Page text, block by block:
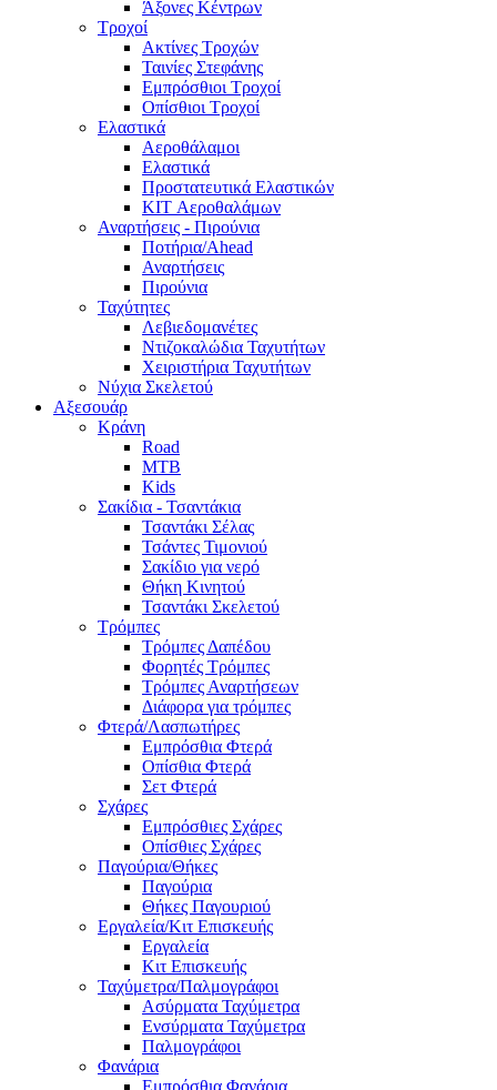
Άξονες Κέντρων
Τροχοί
Ακτίνες Τροχών
Ταινίες Στεφάνης
Εμπρόσθιοι Τροχοί
Οπίσθιοι Τροχοί
Ελαστικά
Αεροθάλαμοι
Ελαστικά
Προστατευτικά Ελαστικών
KIT Αεροθαλάμων
Αναρτήσεις - Πιρούνια
Ποτήρια/Ahead
Αναρτήσεις
Πιρούνια
Ταχύτητες
Λεβιεδομανέτες
Ντιζοκαλώδια Ταχυτήτων
Χειριστήρια Ταχυτήτων
Νύχια Σκελετού
Αξεσουάρ
Κράνη
Road
MTB
Kids
Σακίδια - Τσαντάκια
Τσαντάκι Σέλας
Τσάντες Τιμονιού
Σακίδιο για νερό
Θήκη Κινητού
Τσαντάκι Σκελετού
Τρόμπες
Τρόμπες Δαπέδου
Φορητές Τρόμπες
Τρόμπες Αναρτήσεων
Διάφορα για τρόμπες
Φτερά/Λασπωτήρες
Εμπρόσθια Φτερά
Οπίσθια Φτερά
Σετ Φτερά
Σχάρες
Εμπρόσθιες Σχάρες
Οπίσθιες Σχάρες
Παγούρια/Θήκες
Παγούρια
Θήκες Παγουριού
Εργαλεία/Κιτ Επισκευής
Εργαλεία
Κιτ Επισκευής
Ταχύμετρα/Παλμογράφοι
Ασύρματα Ταχύμετρα
Ενσύρματα Ταχύμετρα
Παλμογράφοι
Φανάρια
Εμπρόσθια Φανάρια